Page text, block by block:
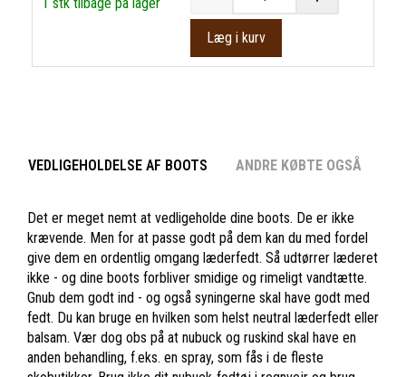
Læg i kurv
VEDLIGEHOLDELSE AF BOOTS ANDRE KØBTE OGSÅ
Det er meget nemt at vedligeholde dine boots. De er ikke
krævende. Men for at passe godt på dem kan du med fordel
give dem en ordentlig omgang læderfedt. Så udtørrer læderet
ikke - og dine boots forbliver smidige og rimeligt vandtætte.
Gnub dem godt ind - og også syningerne skal have godt med
fedt. Du kan bruge en hvilken som helst neutral læderfedt eller
balsam. Vær dog obs på at nubuck og ruskind skal have en
anden behandling, f.eks. en spray, som fås i de fleste